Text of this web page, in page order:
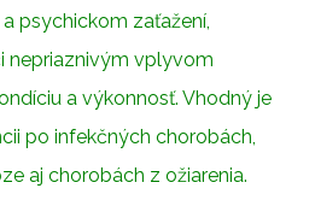
psychickom zaťažení,
nepriaznivým vplyvom
a výkonnosť. Vhodný je
po infekčných chorobách,
aj chorobách z ožiarenia.